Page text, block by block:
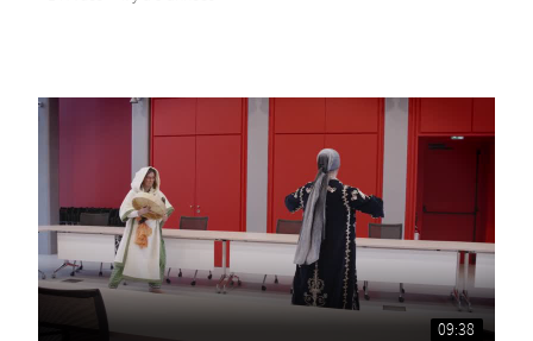
09:38